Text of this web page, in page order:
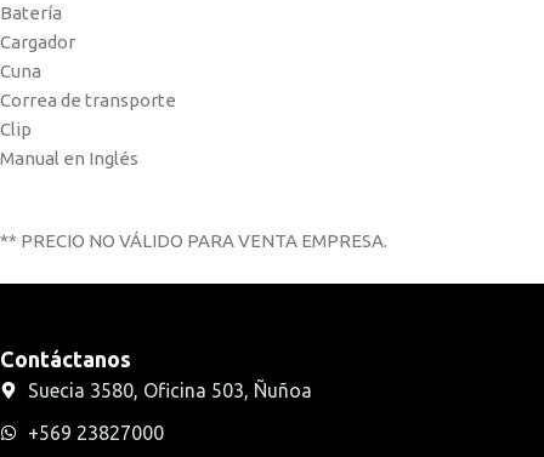
Batería
Cargador
Cuna
Correa de transporte
Clip
Manual en Inglés
** PRECIO NO VÁLIDO PARA VENTA EMPRESA.
Contáctanos
Suecia 3580, Oficina 503, Ñuñoa
+569 23827000